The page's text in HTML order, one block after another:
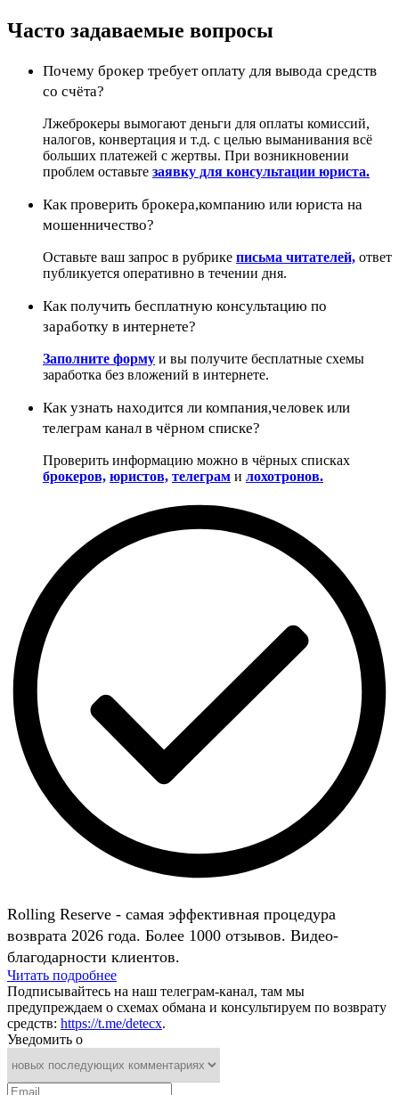
Часто задаваемые вопросы
Почему брокер требует оплату для вывода средств
со счёта?
Лжеброкеры вымогают деньги для оплаты комиссий,
налогов, конвертация и т.д. с целью выманивания всё
больших платежей с жертвы. При возникновении
проблем оставьте заявку для консультации юриста.
Как проверить брокера,компанию или юриста на
мошенничество?
Оставьте ваш запрос в рубрике письма читателей, ответ
публикуется оперативно в течении дня.
Как получить бесплатную консультацию по
заработку в интернете?
Заполните форму и вы получите бесплатные схемы
заработка без вложений в интернете.
Как узнать находится ли компания,человек или
телеграм канал в чёрном списке?
Проверить информацию можно в чёрных списках
брокеров, юристов, телеграм и лохотронов.
Rolling Reserve - самая эффективная процедура
возврата 2026 года. Более 1000 отзывов. Видео-
благодарности клиентов.
Читать подробнее
Подписывайтесь на наш телеграм-канал, там мы
предупреждаем о схемах обмана и консультируем по возврату
средств: https://t.me/detecx.
Уведомить о